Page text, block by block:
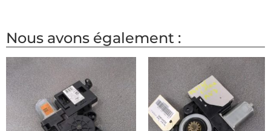
Nous avons également :